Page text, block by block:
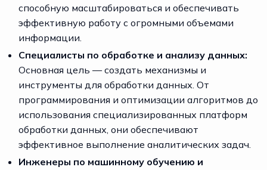
способную масштабироваться и обеспечивать
эффективную работу с огромными объемами
информации.
Специалисты по обработке и анализу данных:
Основная цель — создать механизмы и
инструменты для обработки данных. От
программирования и оптимизации алгоритмов до
использования специализированных платформ
обработки данных, они обеспечивают
эффективное выполнение аналитических задач.
Инженеры по машинному обучению и